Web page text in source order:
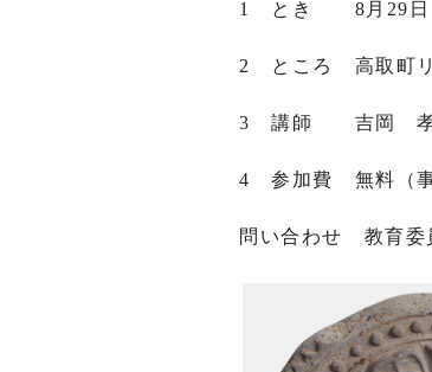
1 とき 8月29日
2 ところ 高取町
3 講師 吉岡 孝紘
4 参加費 無料（事
問い合わせ 教育